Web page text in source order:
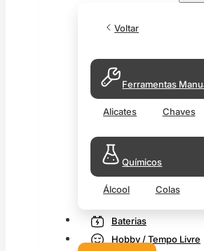
Voltar
Ferramentas
Alicates Chaves
Químicos
Álcool Colas
Baterias
Hobby / Tempo Livre